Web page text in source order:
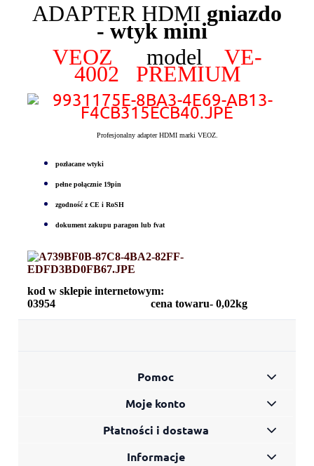
ADAPTER HDMI gniazdo
- wtyk mini
VEOZ modelVE-
4002 PREMIUM
Profesjonalny adapter HDMI marki VEOZ.
pozłacane wtyki
pełne połącznie 19pin
zgodność z CE i RoSH
dokument zakupu paragon lub fvat
kod w sklepie internetowym:
03954 cena towaru- 0,02kg
Pomoc
Moje konto
Płatności i dostawa
Informacje